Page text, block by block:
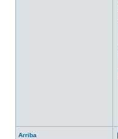
Arriba